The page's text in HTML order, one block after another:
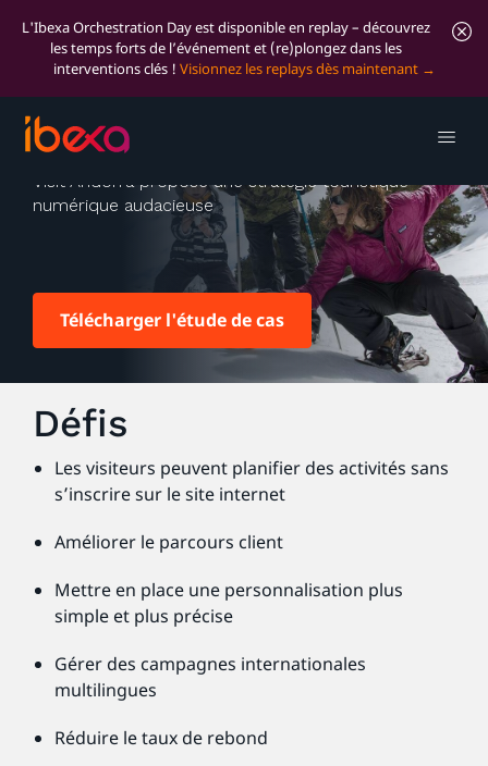
L'Ibexa Orchestration Day est disponible en replay – découvrez
les temps forts de l’événement et (re)plongez dans les
interventions clés ! Visionnez les replays dès maintenant
Visit Andorra
Visit Andorra propose une stratégie touristique
numérique audacieuse
Télécharger l'étude de cas
Défis
Les visiteurs peuvent planifier des activités sans
s’inscrire sur le site internet
Améliorer le parcours client
Mettre en place une personnalisation plus
simple et plus précise
Gérer des campagnes internationales
multilingues
Réduire le taux de rebond